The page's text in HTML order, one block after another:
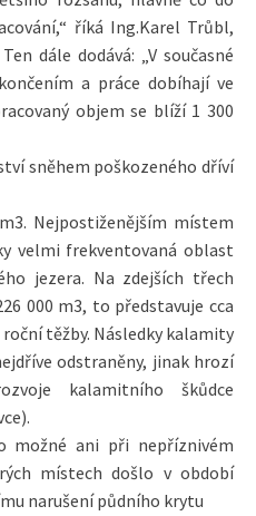
říká Ing.Karel Trůbl,
dále dodává: „V současné
a práce dobíhají ve
objem se blíží 1 300
sněhem poškozeného dříví
Nejpostiženějším místem
velmi frekventovaná oblast
jezera. Na zdejších třech
000 m3, to představuje cca
těžby. Následky kalamity
odstraněny, jinak hrozí
kalamitního škůdce
možné ani při nepříznivém
místech došlo v období
narušení půdního krytu